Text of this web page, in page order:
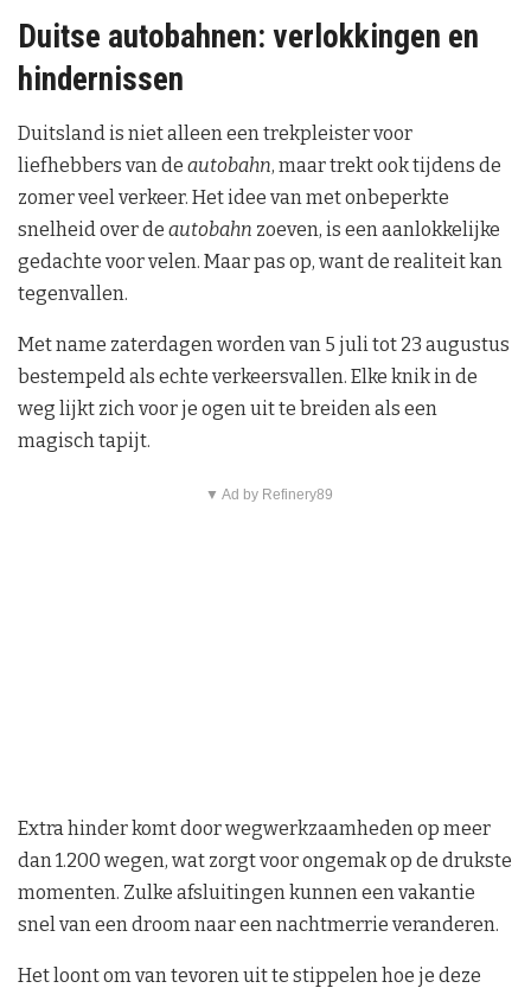
Duitse autobahnen: verlokkingen en
hindernissen
Duitsland is niet alleen een trekpleister voor
liefhebbers van de autobahn, maar trekt ook tijdens de
zomer veel verkeer. Het idee van met onbeperkte
snelheid over de autobahn zoeven, is een aanlokkelijke
gedachte voor velen. Maar pas op, want de realiteit kan
tegenvallen.
Met name zaterdagen worden van 5 juli tot 23 augustus
bestempeld als echte verkeersvallen. Elke knik in de
weg lijkt zich voor je ogen uit te breiden als een
magisch tapijt.
▼ Ad by Refinery89
Extra hinder komt door wegwerkzaamheden op meer
dan 1.200 wegen, wat zorgt voor ongemak op de drukste
momenten. Zulke afsluitingen kunnen een vakantie
snel van een droom naar een nachtmerrie veranderen.
Het loont om van tevoren uit te stippelen hoe je deze